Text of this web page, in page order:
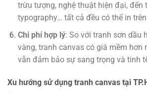
trừu tượng, nghệ thuật hiện đại, đến
typography… tất cả đều có thể in
Chi phí hợp lý: So với tranh sơn dầu
vàng, tranh canvas có giá mềm hơn
vẫn đảm bảo sự sang trọng và tinh
Xu hướng sử dụng tranh canvas tại